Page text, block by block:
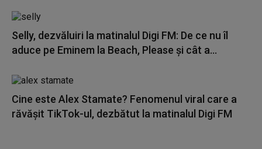
Selly, dezvăluiri la matinalul Digi FM: De ce nu îl
aduce pe Eminem la Beach, Please și cât a...
Cine este Alex Stamate? Fenomenul viral care a
răvășit TikTok-ul, dezbătut la matinalul Digi FM